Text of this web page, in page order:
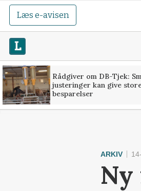
Læs e-avisen
Rådgiver om DB-Tjek:
justeringer kan give
besparelser
ARKIV
Ny